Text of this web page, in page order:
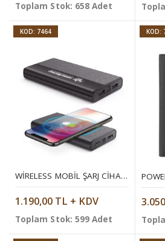
Toplam Stok: 658 Adet
KOD: 7464
WIRELESS MOBIL ŞARJ CIHAZI 10000 MAH
1.190,00 TL + KDV
Toplam Stok: 599 Adet
KOD: